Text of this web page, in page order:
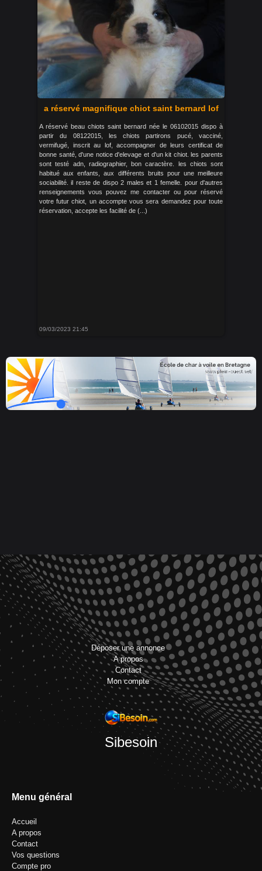
a réservé magnifique chiot saint bernard lof
A réservé beau chiots saint bernard née le 06102015 dispo à
partir du 08122015, les chiots partirons pucé, vacciné,
vermifugé, inscrit au lof, accompagner de leurs certificat de
bonne santé, d'une notice d'elevage et d'un kit chiot. les parents
sont testé adn, radiographier, bon caractère. les chiots sont
habitué aux enfants, aux différents bruits pour une meilleure
sociabilité. il reste de dispo 2 males et 1 femelle. pour d'autres
renseignements vous pouvez me contacter ou pour réservé
votre futur chiot, un accompte vous sera demandez pour toute
réservation, accepte les facilité de (...)
09/03/2023 21:45
Déposer une annonce
A propos
Contact
Mon compte
Sibesoin
Menu général
Accueil
A propos
Contact
Vos questions
Compte pro